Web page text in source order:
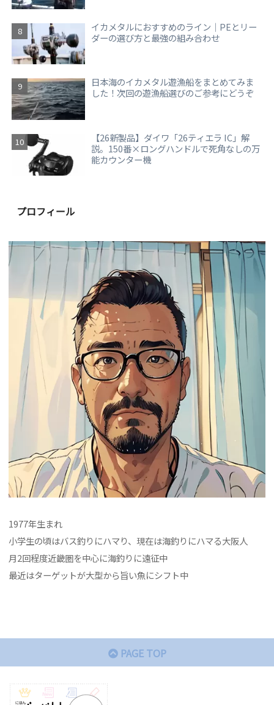
イカメタルにおすすめのライン｜PEとリー
ダーの選び方と最強の組み合わせ
日本海のイカメタル遊漁船をまとめてみま
した！次回の遊漁船選びのご参考にどうぞ
【26新製品】ダイワ「26ティエラ IC」解
説。150番×ロングハンドルで死角なしの万
能カウンター機
プロフィール
1977年生まれ
小学生の頃はバス釣りにハマり、現在は海釣りにハマる大阪人
月2回程度近畿圏を中心に海釣りに遠征中
最近はターゲットが大型から旨い魚にシフト中
PAGE TOP